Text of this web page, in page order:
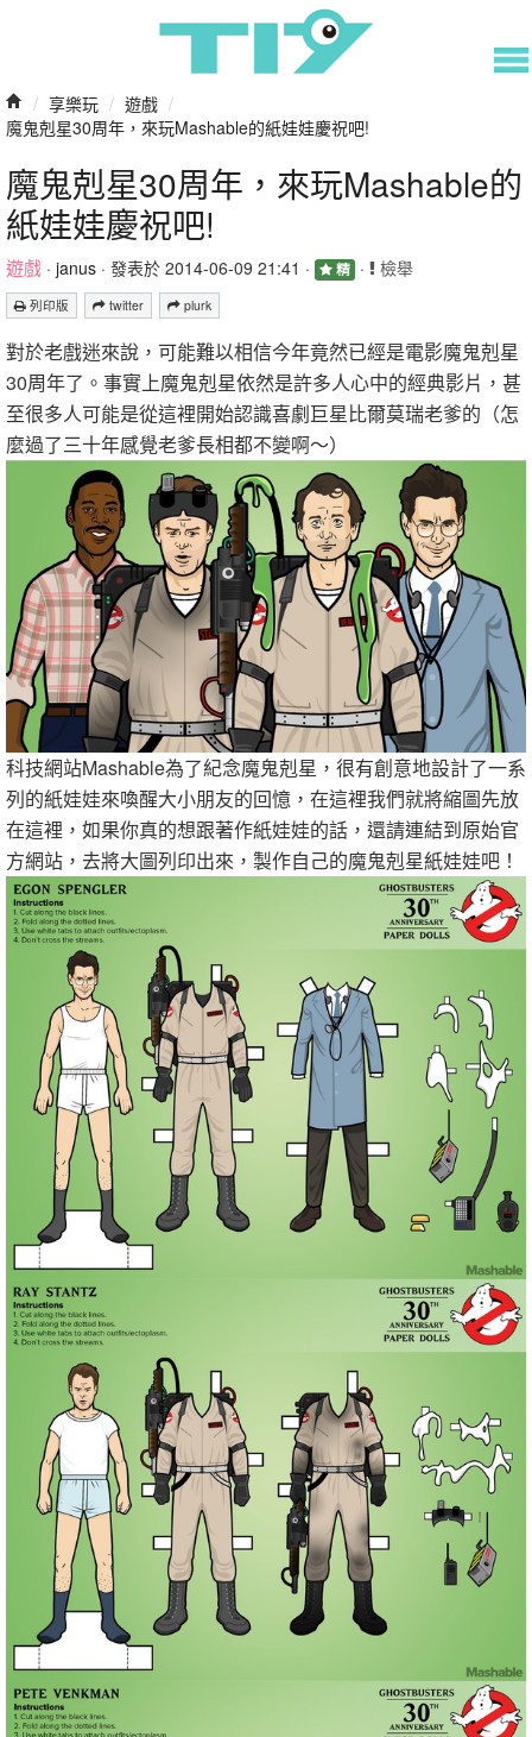
/ 享樂玩 / 遊戲 /
魔鬼剋星30周年，來玩Mashable的紙娃娃慶祝吧!
魔鬼剋星30周年，來玩Mashable的
紙娃娃慶祝吧!
遊戲 · janus · 發表於 2014-06-09 21:41 · 精 · 檢舉
列印版 twitter plurk
對於老戲迷來說，可能難以相信今年竟然已經是電影魔鬼剋星
30周年了。事實上魔鬼剋星依然是許多人心中的經典影片，甚
至很多人可能是從這裡開始認識喜劇巨星比爾莫瑞老爹的（怎
麼過了三十年感覺老爹長相都不變啊～）
科技網站Mashable為了紀念魔鬼剋星，很有創意地設計了一系
列的紙娃娃來喚醒大小朋友的回憶，在這裡我們就將縮圖先放
在這裡，如果你真的想跟著作紙娃娃的話，還請連結到原始官
方網站，去將大圖列印出來，製作自己的魔鬼剋星紙娃娃吧！